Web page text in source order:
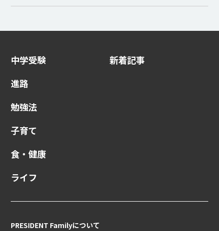
中学受験
進路
勉強法
子育て
食・健康
ライフ
新着記事
PRESIDENT Familyについて